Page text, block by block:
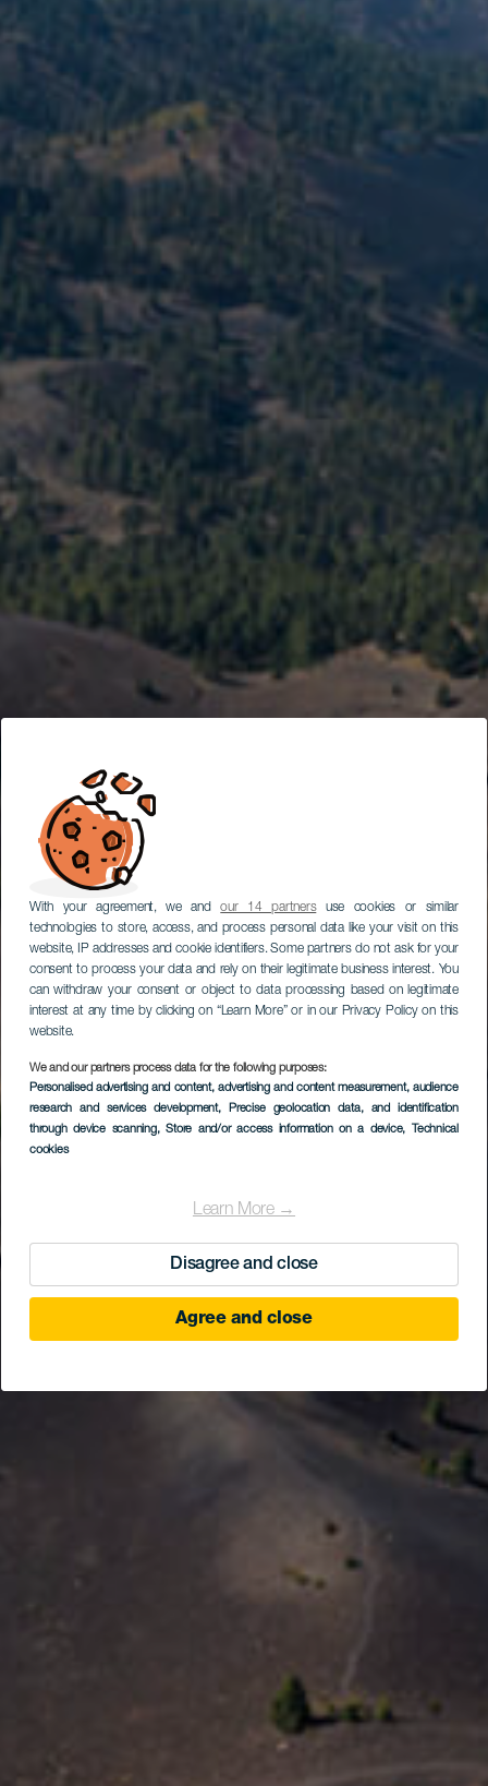
With your agreement, we andour 14 partnersuse cookies or similar
technologies to store, access, and process personal data like your visit on this
website, IP addresses and cookie identifiers. Some partners do not ask for your
consent to process your data and rely on their legitimate business interest. You
can withdraw your consent or object to data processing based on legitimate
interest at any time by clicking on “Learn More” or in our Privacy Policy on this
website.
We and our partners process data for the following purposes:
Personalised advertising and content, advertising and content measurement, audience
research and services development, Precise geolocation data, and identification
through device scanning, Store and/or access information on a device, Technical
cookies
Learn More →
Disagree and close
Agree and close
Cumbre Vieja National
Park